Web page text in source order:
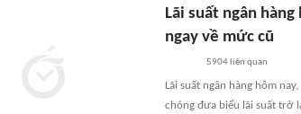
Lãi suất ngân
ngay về mức cũ
5904liên quan
Lãi suất ngân hàng hôm
chóng đưa biểu lãi suất trở